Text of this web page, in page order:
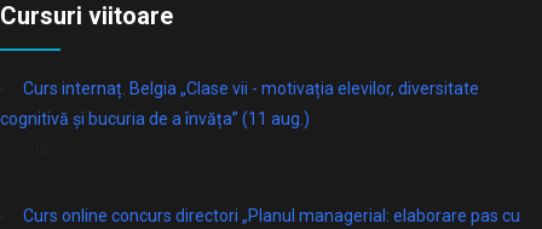
Cursuri viitoare
Curs internaț. Belgia „Clase vii - motivația elevilor, diversitate
cognitivă și bucuria de a învăța” (11 aug.)
Curs online concurs directori „Planul managerial: elaborare pas cu